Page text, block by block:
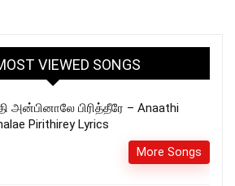
VIEWED SONGS
அன்பினாலே பிரித்தீரே – Anaathi
Pirithirey Lyrics
More Songs